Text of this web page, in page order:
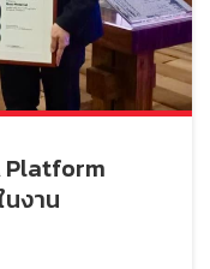
Platform
งาน